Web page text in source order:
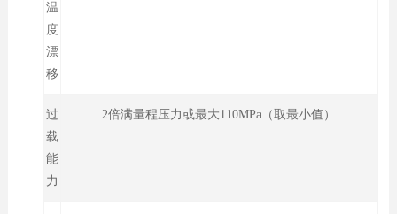
温
度
漂
移
过
载
能
力
2倍满量程压力或最大110MPa（取最小值）